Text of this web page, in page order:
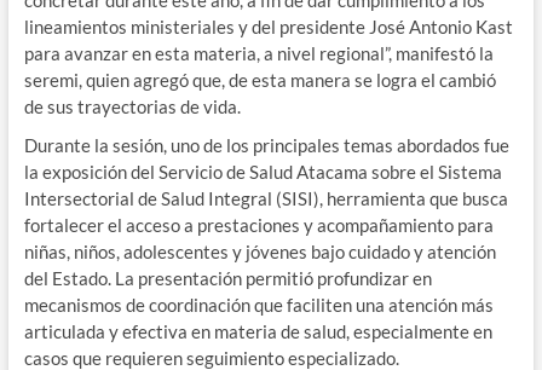
lineamientos ministeriales y del presidente José Antonio Kast
para avanzar en esta materia, a nivel regional”, manifestó la
seremi, quien agregó que, de esta manera se logra el cambió
de sus trayectorias de vida.
Durante la sesión, uno de los principales temas abordados fue
la exposición del Servicio de Salud Atacama sobre el Sistema
Intersectorial de Salud Integral (SISI), herramienta que busca
fortalecer el acceso a prestaciones y acompañamiento para
niñas, niños, adolescentes y jóvenes bajo cuidado y atención
del Estado. La presentación permitió profundizar en
mecanismos de coordinación que faciliten una atención más
articulada y efectiva en materia de salud, especialmente en
casos que requieren seguimiento especializado.